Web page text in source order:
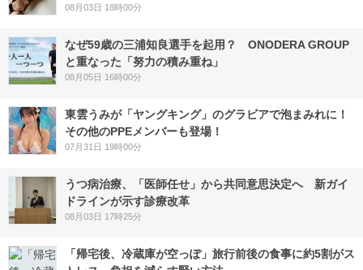
08月03日 18時00分
なぜ59歳の三浦知良選手を起用？ ONODERA GROUP
と重なった「努力の積み重ね」
08月05日 16時00分
東雲うみが「ヤングキング」のグラビアで泡まみれに！
その他のPPEメンバーも登場！
07月31日 19時00分
うつ病治療、「医師任せ」から共同意思決定へ 新ガイ
ドラインが示す診療改革
08月03日 17時25分
「帰宅後、冷蔵庫が空っぽ」旅行前後の食事に約5割がス